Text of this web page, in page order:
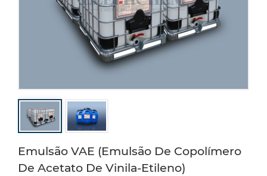
Emulsão VAE (emulsão De Copolímero
De Acetato De Vinila-Etileno)